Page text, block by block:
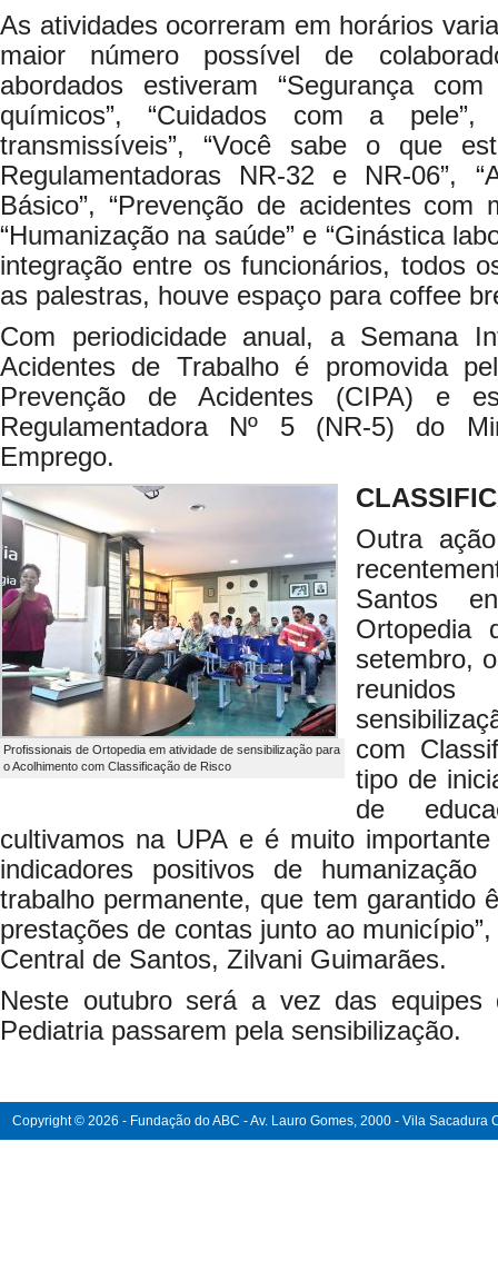
As atividades ocorreram em horários
maior número possível de
abordados estiveram “Segurança
químicos”, “Cuidados com a pele”,
transmissíveis”, “Você sabe o que
Regulamentadoras NR-32 e NR-06”,
Básico”, “Prevenção de acidentes com
“Humanização na saúde” e “Ginástica
integração entre os funcionários, todos
as palestras, houve espaço para coffee
Com periodicidade anual, a Semana
Acidentes de Trabalho é promovida
Prevenção de Acidentes (CIPA) e
Regulamentadora Nº 5 (NR-5) do
Emprego.
Profissionais de Ortopedia em atividade de sensibilização para
o Acolhimento com Classificação de Risco
Outra
Santos
Ortopedia
setembro,
com
tipo de
de
cultivamos na UPA e é muito
indicadores positivos de
trabalho permanente, que tem garantido
prestações de contas junto ao
Central de Santos, Zilvani Guimarães.
Neste outubro será a vez das
Pediatria passarem pela sensibilização.
Copyright © 2026 - Fundação do ABC - Av. Lauro Gomes, 2000 - Vila